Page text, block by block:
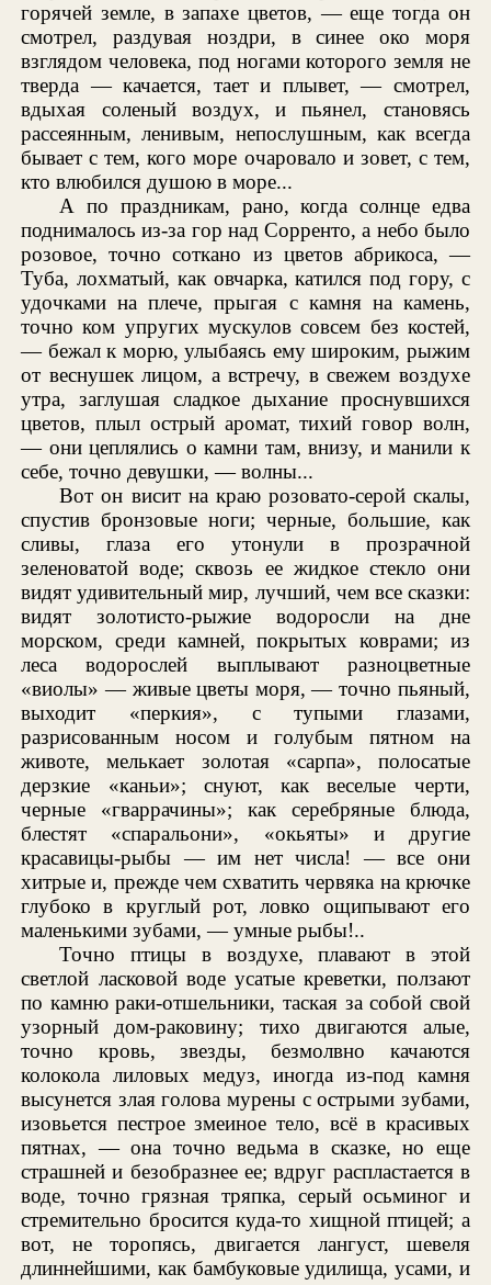
горячей земле, в запахе цветов, — еще тогда он
смотрел, раздувая ноздри, в синее око моря
взглядом человека, под ногами которого земля не
тверда — качается, тает и плывет, — смотрел,
вдыхая соленый воздух, и пьянел, становясь
рассеянным, ленивым, непослушным, как всегда
бывает с тем, кого море очаровало и зовет, с тем,
кто влюбился душою в море...
А по праздникам, рано, когда солнце едва
поднималось из-за гор над Сорренто, а небо было
розовое, точно соткано из цветов абрикоса, —
Туба, лохматый, как овчарка, катился под гору, с
удочками на плече, прыгая с камня на камень,
точно ком упругих мускулов совсем без костей,
— бежал к морю, улыбаясь ему широким, рыжим
от веснушек лицом, а встречу, в свежем воздухе
утра, заглушая сладкое дыхание проснувшихся
цветов, плыл острый аромат, тихий говор волн,
— они цеплялись о камни там, внизу, и манили к
себе, точно девушки, — волны...
Вот он висит на краю розовато-серой скалы,
спустив бронзовые ноги; черные, большие, как
сливы, глаза его утонули в прозрачной
зеленоватой воде; сквозь ее жидкое стекло они
видят удивительный мир, лучший, чем все сказки:
видят золотисто-рыжие водоросли на дне
морском, среди камней, покрытых коврами; из
леса водорослей выплывают разноцветные
«виолы» — живые цветы моря, — точно пьяный,
выходит «перкия», с тупыми глазами,
разрисованным носом и голубым пятном на
животе, мелькает золотая «сарпа», полосатые
дерзкие «каньи»; снуют, как веселые черти,
черные «гваррачины»; как серебряные блюда,
блестят «спаральони», «окьяты» и другие
красавицы-рыбы — им нет числа! — все они
хитрые и, прежде чем схватить червяка на крючке
глубоко в круглый рот, ловко ощипывают его
маленькими зубами, — умные рыбы!..
Точно птицы в воздухе, плавают в этой
светлой ласковой воде усатые креветки, ползают
по камню раки-отшельники, таская за собой свой
узорный дом-раковину; тихо двигаются алые,
точно кровь, звезды, безмолвно качаются
колокола лиловых медуз, иногда из-под камня
высунется злая голова мурены с острыми зубами,
изовьется пестрое змеиное тело, всё в красивых
пятнах, — она точно ведьма в сказке, но еще
страшней и безобразнее ее; вдруг распластается в
воде, точно грязная тряпка, серый осьминог и
стремительно бросится куда-то хищной птицей; а
вот, не торопясь, двигается лангуст, шевеля
длиннейшими, как бамбуковые удилища, усами, и